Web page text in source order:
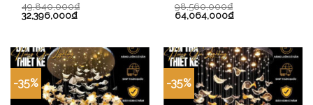
49,840,000₫
32,396,000₫
98,560,000₫
64,064,000₫
-35% -35%